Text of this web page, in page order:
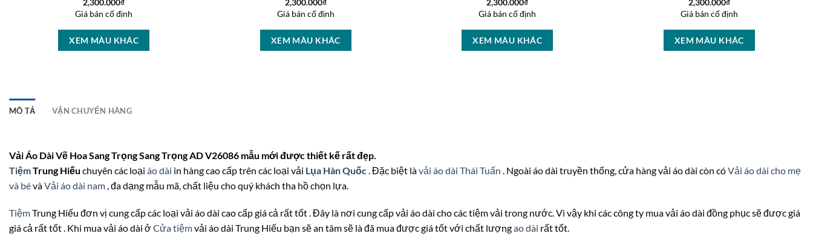
2,300.000₫
Giá bán cố định
XEM MÀU KHÁC
2,300.000₫
Giá bán cố định
XEM MÀU KHÁC
2,300.000₫
Giá bán cố định
XEM MÀU KHÁC
2,300.000₫
Giá bán cố định
XEM MÀU KHÁC
MÔ TẢ VẬN CHUYỂN HÀNG
Vải Áo Dài Vẽ Hoa Sang Trọng Sang Trọng AD V26086 mẫu mới được thiết kế rất đẹp.
TiệmTrung Hiếu chuyên các loại áo dài in hàng cao cấp trên các loại vải Lụa Hàn Quốc . Đặc biệt làvải áo dài Thái Tuấn . Ngoài áo dài truyền thống, cửa hàng vải áo dài còn cóVải áo dài cho mẹ
và bévàVải áo dài nam , đa dạng mẫu mã, chất liệu cho quý khách tha hồ chọn lựa.
TiệmTrung Hiếu đơn vị cung cấp các loại vải áo dài cao cấp giá cả rất tốt . Đây là nơi cung cấp vải áo dài cho các tiệm vải trong nước. Vì vậy khi các công ty mua vải áo dài đồng phục sẽ được giá
giá cả rất tốt . Khi mua vải áo dài ở Cửa tiệmvải áo dài Trung Hiếu bạn sẽ an tâm sẽ là đã mua được giá tốt với chất lượngao dài rất tốt.